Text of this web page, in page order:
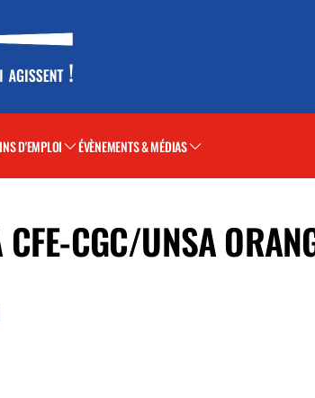
D'EMPLOI ÉVÈNEMENTS & MÉDIAS
CGC/UNSA